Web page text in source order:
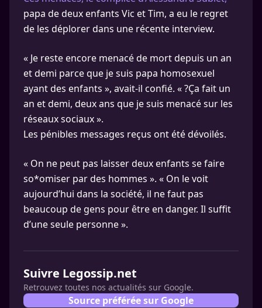
papa de deux enfants Vic et Tim, a eu le regret
de les déplorer dans une récente interview.
« Je reste encore menacé de mort depuis un an
et demi parce que je suis papa homosexuel
ayant des enfants », avait-il confié. « ?Ça fait un
an et demi, deux ans que je suis menacé sur les
réseaux sociaux ».
Les pénibles messages reçus ont été dévoilés.
« On ne peut pas laisser deux enfants se faire
so*omiser par des hommes ». « On le voit
aujourd’hui dans la société, il ne faut pas
beaucoup de gens pour être en danger. Il suffit
d’une seule personne ».
Suivre Legossip.net
Retrouvez toutes nos actualités sur Google.
Source préférée sur Google